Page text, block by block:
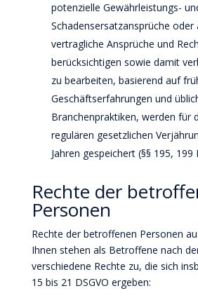
potenzielle Gewährleistungs-
Schadensersatzansprüche oder
vertragliche Ansprüche und
berücksichtigen sowie damit
zu bearbeiten, basierend auf
Geschäftserfahrungen und
Branchenpraktiken, werden für
regulären gesetzlichen
Jahren gespeichert (§§ 195, 199
Rechte der
Personen
Rechte der betroffenen Personen
Ihnen stehen als Betroffene nach
verschiedene Rechte zu, die sich
15 bis 21 DSGVO ergeben: